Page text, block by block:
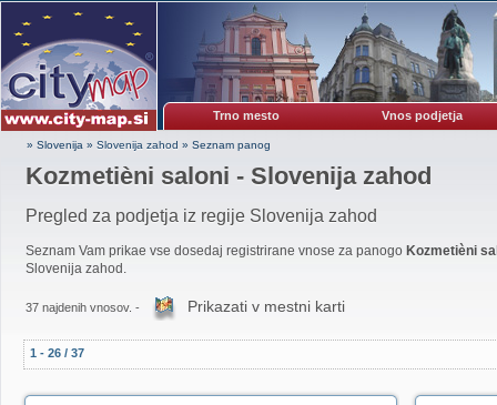
Trno mesto Vnos podjetja
» Slovenija » Slovenija zahod » Seznam panog
Kozmetièni saloni - Slovenija zahod
Pregled za podjetja iz regije Slovenija zahod
Seznam Vam prikae vse dosedaj registrirane vnose za panogo Kozmetièni
Slovenija zahod.
37 najdenih vnosov. - Prikazati v mestni karti
1 - 26 / 37